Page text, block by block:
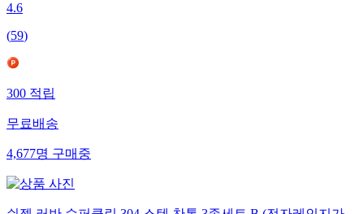
4.6
(59)
300 적립
무료배송
4,677명 구매중